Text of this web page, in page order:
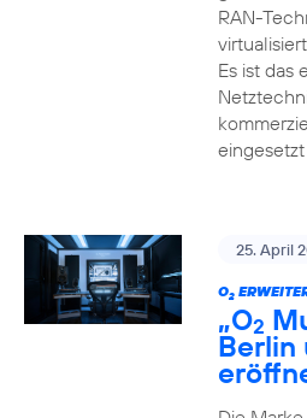
RAN-
Es ist das
25. April
O2
„O2
Berlin